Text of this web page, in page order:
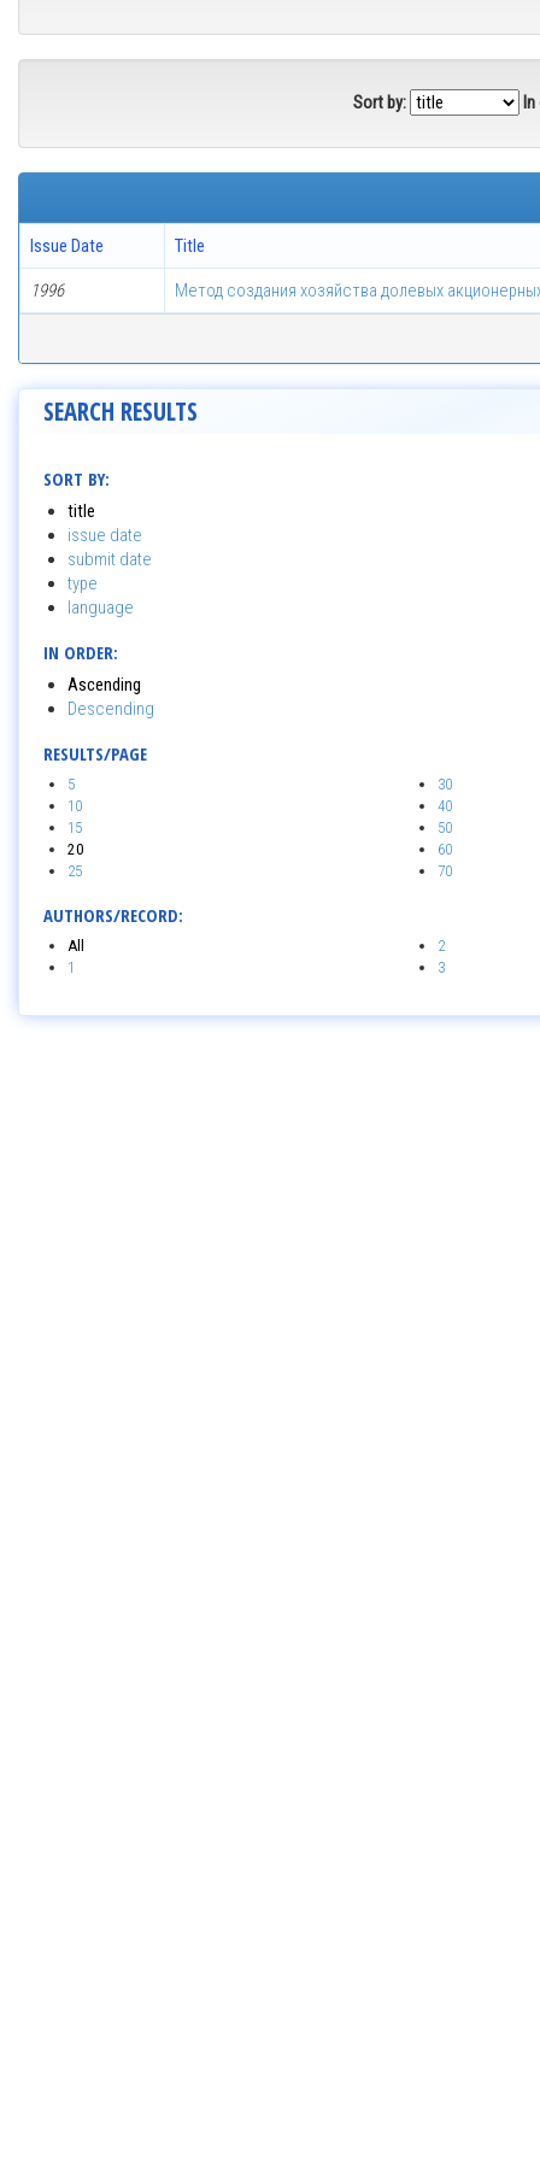
Sort by: In
Issue Date Title
1996 Метод создания хозяйства долевых
SEARCH RESULTS
SORT BY:
title
issue date
submit date
type
language
IN ORDER:
Ascending
Descending
RESULTS/PAGE
5
10
15
20
25
30
40
50
60
70
AUTHORS/RECORD:
All
1
2
3